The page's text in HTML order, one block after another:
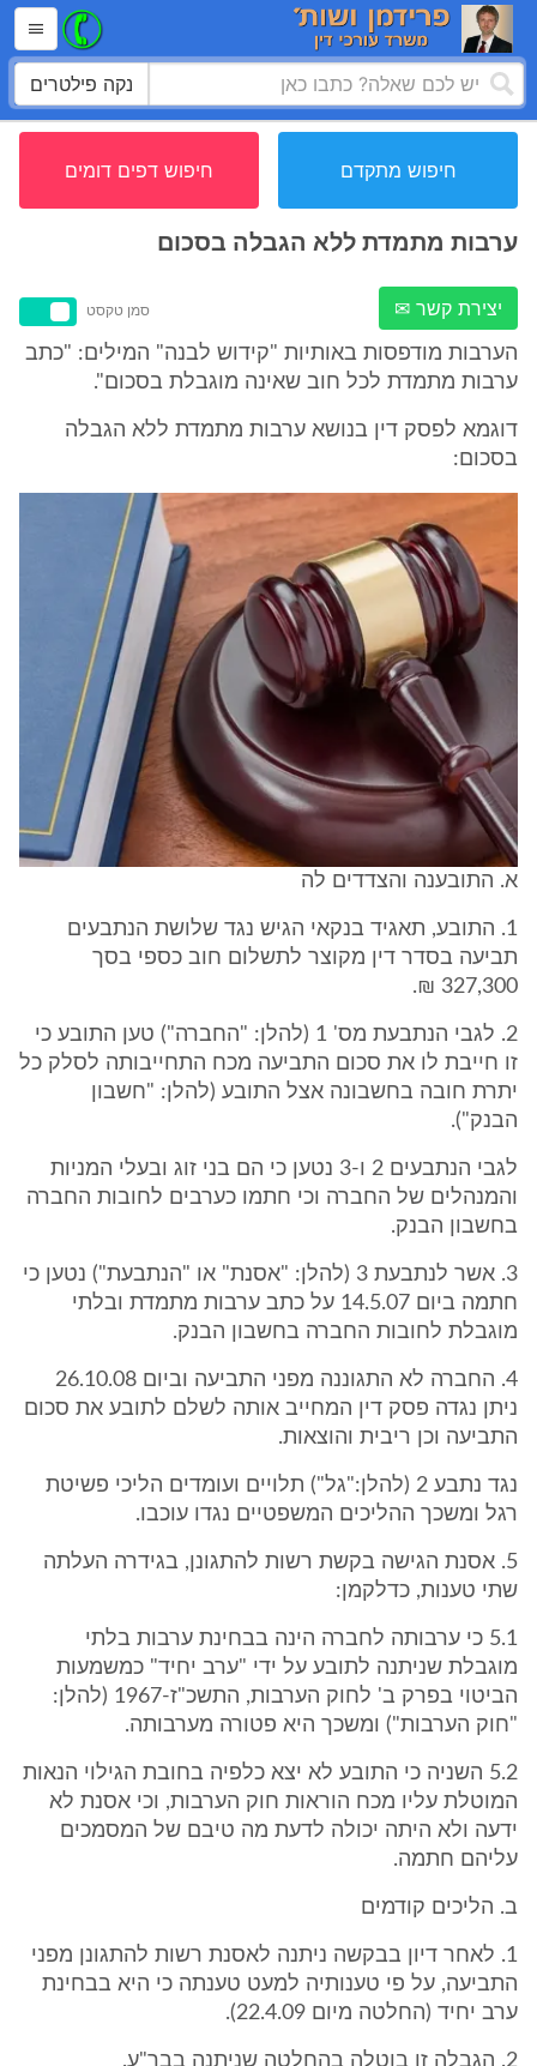
נקה פילטרים
חיפוש מתקדם חיפוש דפים דומים
ערבות מתמדת ללא הגבלה בסכום
יצירת קשר ✉ סמן טקסט
הערבות מודפסות באותיות "קידוש לבנה" המילים: "כתב
ערבות מתמדת לכל חוב שאינה מוגבלת בסכום".
דוגמא לפסק דין בנושא ערבות מתמדת ללא הגבלה
בסכום:
א. התובענה והצדדים לה
1. התובע, תאגיד בנקאי הגיש נגד שלושת הנתבעים
תביעה בסדר דין מקוצר לתשלום חוב כספי בסך
327,300 ₪.
2. לגבי הנתבעת מס' 1 (להלן: "החברה") טען התובע כי
זו חייבת לו את סכום התביעה מכח התחייבותה לסלק כל
יתרת חובה בחשבונה אצל התובע (להלן: "חשבון
הבנק").
לגבי הנתבעים 2 ו-3 נטען כי הם בני זוג ובעלי המניות
והמנהלים של החברה וכי חתמו כערבים לחובות החברה
בחשבון הבנק.
3. אשר לנתבעת 3 (להלן: "אסנת" או "הנתבעת") נטען כי
חתמה ביום 14.5.07 על כתב ערבות מתמדת ובלתי
מוגבלת לחובות החברה בחשבון הבנק.
4. החברה לא התגוננה מפני התביעה וביום 26.10.08
ניתן נגדה פסק דין המחייב אותה לשלם לתובע את סכום
התביעה וכן ריבית והוצאות.
נגד נתבע 2 (להלן:"גל") תלויים ועומדים הליכי פשיטת
רגל ומשכך ההליכים המשפטיים נגדו עוכבו.
5. אסנת הגישה בקשת רשות להתגונן, בגידרה העלתה
שתי טענות, כדלקמן:
5.1 כי ערבותה לחברה הינה בבחינת ערבות בלתי
מוגבלת שניתנה לתובע על ידי "ערב יחיד" כמשמעות
הביטוי בפרק ב' לחוק הערבות, התשכ"ז-1967 (להלן:
"חוק הערבות") ומשכך היא פטורה מערבותה.
5.2 השניה כי התובע לא יצא כלפיה בחובת הגילוי הנאות
המוטלת עליו מכח הוראות חוק הערבות, וכי אסנת לא
ידעה ולא היתה יכולה לדעת מה טיבם של המסמכים
עליהם חתמה.
ב. הליכים קודמים
1. לאחר דיון בבקשה ניתנה לאסנת רשות להתגונן מפני
התביעה, על פי טענותיה למעט טענתה כי היא בבחינת
ערב יחיד (החלטה מיום 22.4.09).
2. הגבלה זו בוטלה בהחלטה שניתנה בבר"ע.